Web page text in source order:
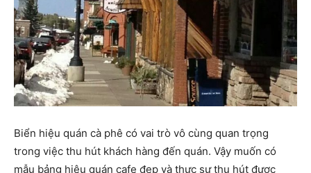
Biển hiệu quán cà phê có vai trò vô cùng quan trọng
trong việc thu hút khách hàng đến quán. Vậy muốn có
mẫu bảng hiệu quán cafe đẹp và thực sự thu hút được